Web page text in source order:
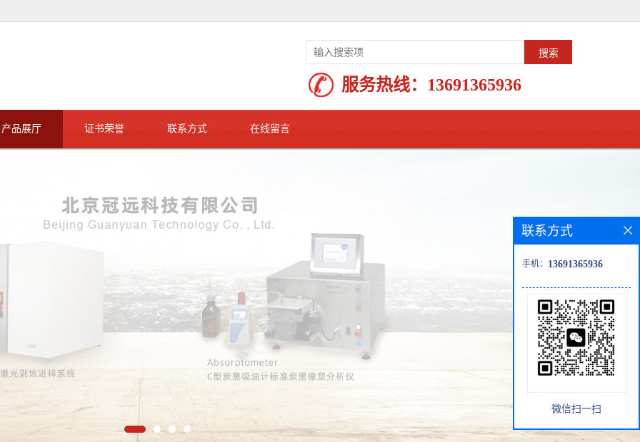
服务热线： 13691365936
产品展厅 证书荣誉 联系方式 在线留言
联系方式
手机： 13691365936
微信扫一扫